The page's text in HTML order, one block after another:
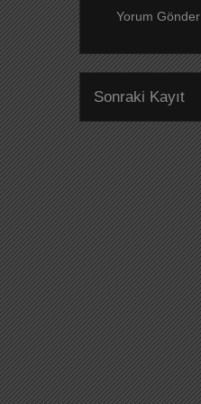
Yorum Gönder
Sonraki Kayıt